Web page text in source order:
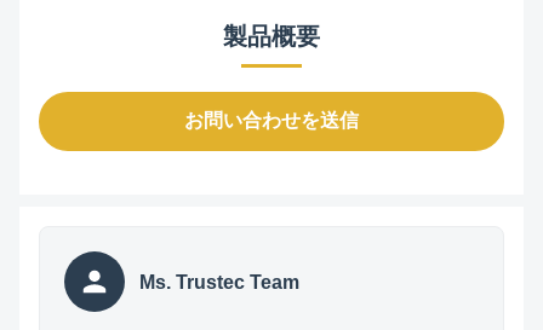
製品概要
お問い合わせを送信
Ms. Trustec Team